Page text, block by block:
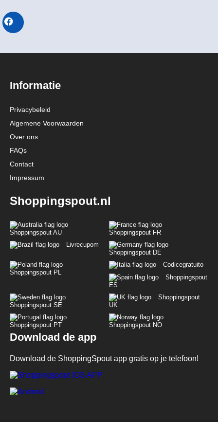
Informatie
Privacybeleid
Algemene Voorwaarden
Over ons
FAQs
Contact
Impressum
Shoppingspout.nl
Shoppingspout AU
Shoppingspout FR
Livrecupom
Shoppingspout DE
Shoppingspout PL
Codicegratuito
Shoppingspout
ES
Shoppingspout SE
Shoppingspout
UK
Shoppingspout PT Shoppingspout NO
Download de app
Download de ShoppingSpout app gratis op je telefoon!